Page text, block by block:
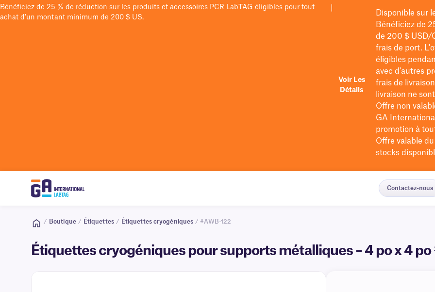
Bénéficiez de 25 % de réduction sur les produits et accessoires PCR LabTAG éligibles pour tout
achat d'un montant minimum de 200 $ US.
Voir Les
Détails
Disponible sur
Bénéficiez de
de 200 $USD/
frais de port.
éligibles
avec d'autres
frais de
livraison ne
Offre non
GA
promotion à
Offre valable
stocks
Contactez-nous
/ Boutique / Étiquettes / Étiquettes cryogéniques / #AWB-122
Étiquettes cryogéniques pour supports métalliques – 4 po x 4 po